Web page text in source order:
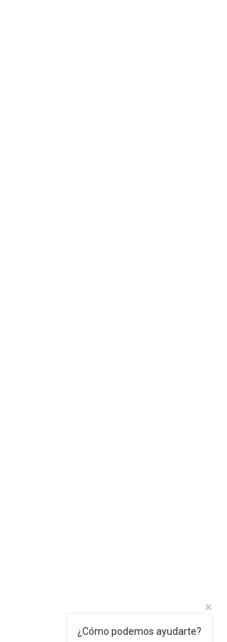
¿Cómo podemos ayudarte?